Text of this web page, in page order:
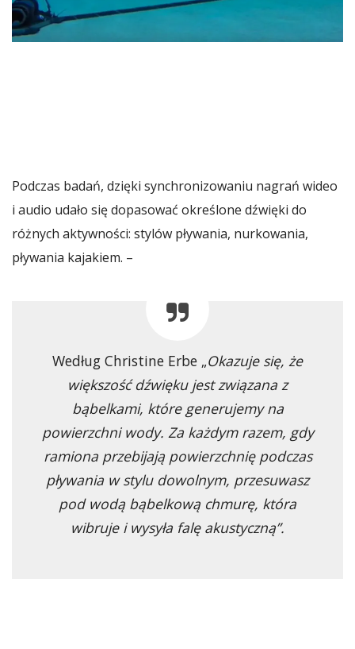
Podczas badań, dzięki synchronizowaniu nagrań wideo
i audio udało się dopasować określone dźwięki do
różnych aktywności: stylów pływania, nurkowania,
pływania kajakiem. –
Według Christine Erbe „Okazuje się, że
większość dźwięku jest związana z
bąbelkami, które generujemy na
powierzchni wody. Za każdym razem, gdy
ramiona przebijają powierzchnię podczas
pływania w stylu dowolnym, przesuwasz
pod wodą bąbelkową chmurę, która
wibruje i wysyła falę akustyczną”.